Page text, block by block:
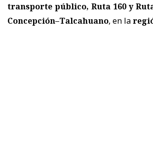
transporte público, Ruta 160 y
Concepción–Talcahuano, en lar